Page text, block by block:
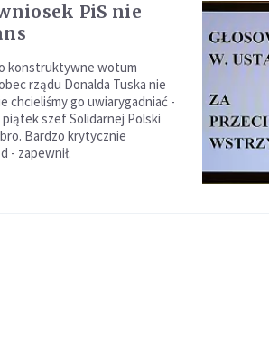
PiS nie
konstruktywne wotum
rządu Donalda Tuska nie
chcieliśmy go uwiarygadniać -
piątek szef Solidarnej Polski
Bardzo krytycznie
- zapewnił.